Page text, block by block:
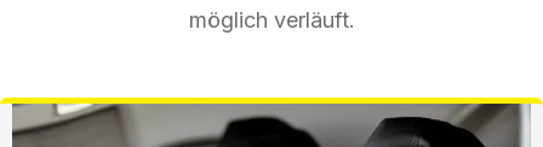
möglich verläuft.